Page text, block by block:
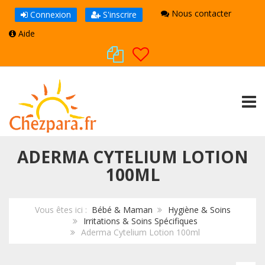
Connexion S'inscrire
Nous contacter
Aide
ADERMA CYTELIUM LOTION
100ML
Vous êtes ici : Bébé & Maman
Hygiène & Soins
Irritations & Soins Spécifiques
Aderma Cytelium Lotion 100ml